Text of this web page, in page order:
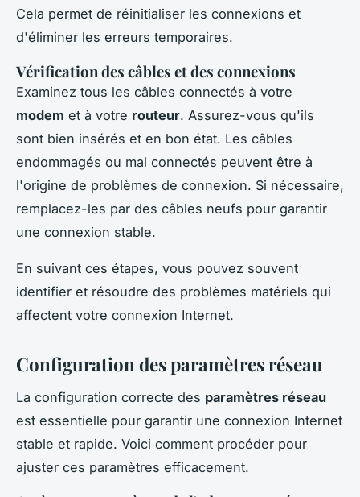
Cela permet de réinitialiser les connexions et
d'éliminer les erreurs temporaires.
Vérification des câbles et des connexions
Examinez tous les câbles connectés à votre
modem et à votre routeur. Assurez-vous qu'ils
sont bien insérés et en bon état. Les câbles
endommagés ou mal connectés peuvent être à
l'origine de problèmes de connexion. Si nécessaire,
remplacez-les par des câbles neufs pour garantir
une connexion stable.
En suivant ces étapes, vous pouvez souvent
identifier et résoudre des problèmes matériels qui
affectent votre connexion Internet.
Configuration des paramètres réseau
La configuration correcte des paramètres réseau
est essentielle pour garantir une connexion Internet
stable et rapide. Voici comment procéder pour
ajuster ces paramètres efficacement.